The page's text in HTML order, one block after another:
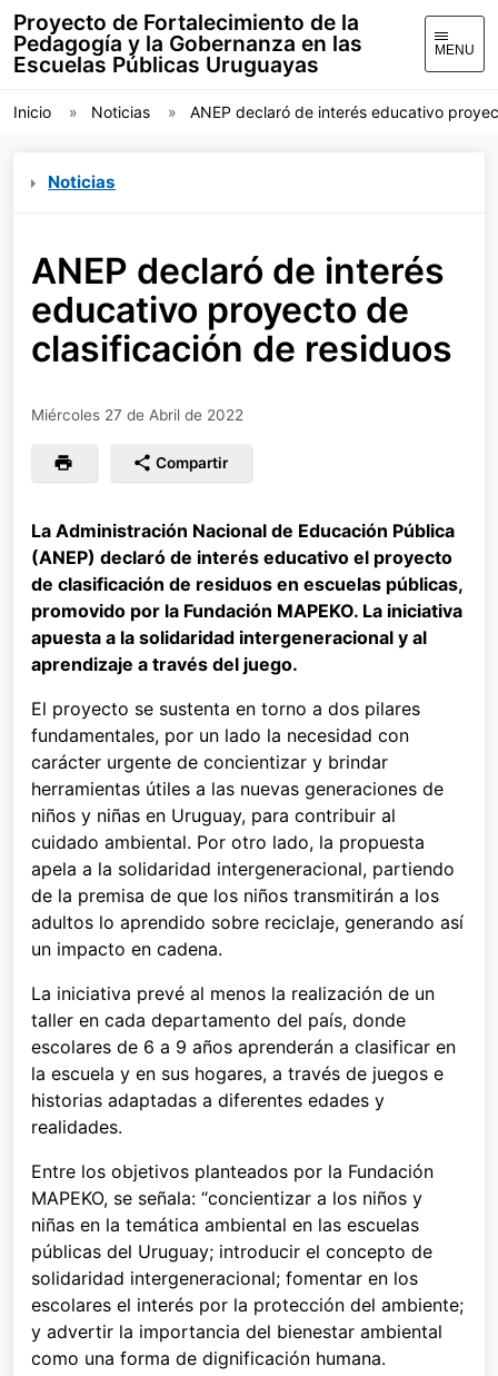
Proyecto de Fortalecimiento de la
Pedagogía y la Gobernanza en las
Escuelas Públicas Uruguayas
MENU
Inicio Noticias ANEP declaró de interés educativo
Noticias
ANEP declaró de interés
educativo proyecto de
clasificación de residuos
Miércoles 27 de Abril de 2022
Compartir
La Administración Nacional de Educación Pública
(ANEP) declaró de interés educativo el proyecto
de clasificación de residuos en escuelas públicas,
promovido por la Fundación MAPEKO. La iniciativa
apuesta a la solidaridad intergeneracional y al
aprendizaje a través del juego.
El proyecto se sustenta en torno a dos pilares
fundamentales, por un lado la necesidad con
carácter urgente de concientizar y brindar
herramientas útiles a las nuevas generaciones de
niños y niñas en Uruguay, para contribuir al
cuidado ambiental. Por otro lado, la propuesta
apela a la solidaridad intergeneracional, partiendo
de la premisa de que los niños transmitirán a los
adultos lo aprendido sobre reciclaje, generando así
un impacto en cadena.
La iniciativa prevé al menos la realización de un
taller en cada departamento del país, donde
escolares de 6 a 9 años aprenderán a clasificar en
la escuela y en sus hogares, a través de juegos e
historias adaptadas a diferentes edades y
realidades.
Entre los objetivos planteados por la Fundación
MAPEKO, se señala: “concientizar a los niños y
niñas en la temática ambiental en las escuelas
públicas del Uruguay; introducir el concepto de
solidaridad intergeneracional; fomentar en los
escolares el interés por la protección del ambiente;
y advertir la importancia del bienestar ambiental
como una forma de dignificación humana.